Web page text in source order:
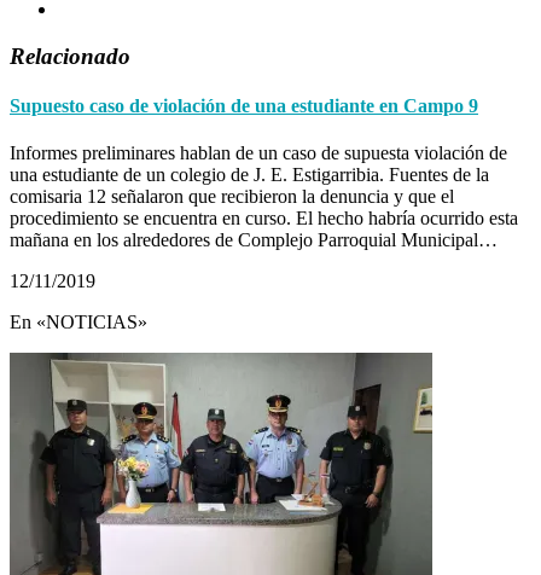
Relacionado
Supuesto caso de violación de una estudiante en Campo 9
Informes preliminares hablan de un caso de supuesta violación de
una estudiante de un colegio de J. E. Estigarribia. Fuentes de la
comisaria 12 señalaron que recibieron la denuncia y que el
procedimiento se encuentra en curso. El hecho habría ocurrido esta
mañana en los alrededores de Complejo Parroquial Municipal…
12/11/2019
En «NOTICIAS»